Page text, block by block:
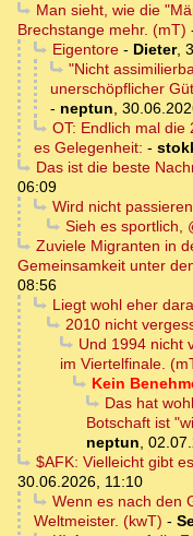
Man sieht, wie die
Brechstange mehr. (mT)
Eigentore- Dieter,
"Nicht
unerschöpflicher
- neptun,
OT: Endlich mal
es Gelegenheit: -
Das ist die beste
06:09
Wird nicht
Sieh es sportlich,
Zuviele Migranten in
Gemeinsamkeit unter
08:56
Liegt wohl eher
2010 nicht
Und 1994 nicht
im Viertelfinale.
Kein
Das hat
Botschaft ist
neptun,
$AFK: Vielleicht gibt
30.06.2026, 11:10
Wenn es nach den
Weltmeister. (kwT) -